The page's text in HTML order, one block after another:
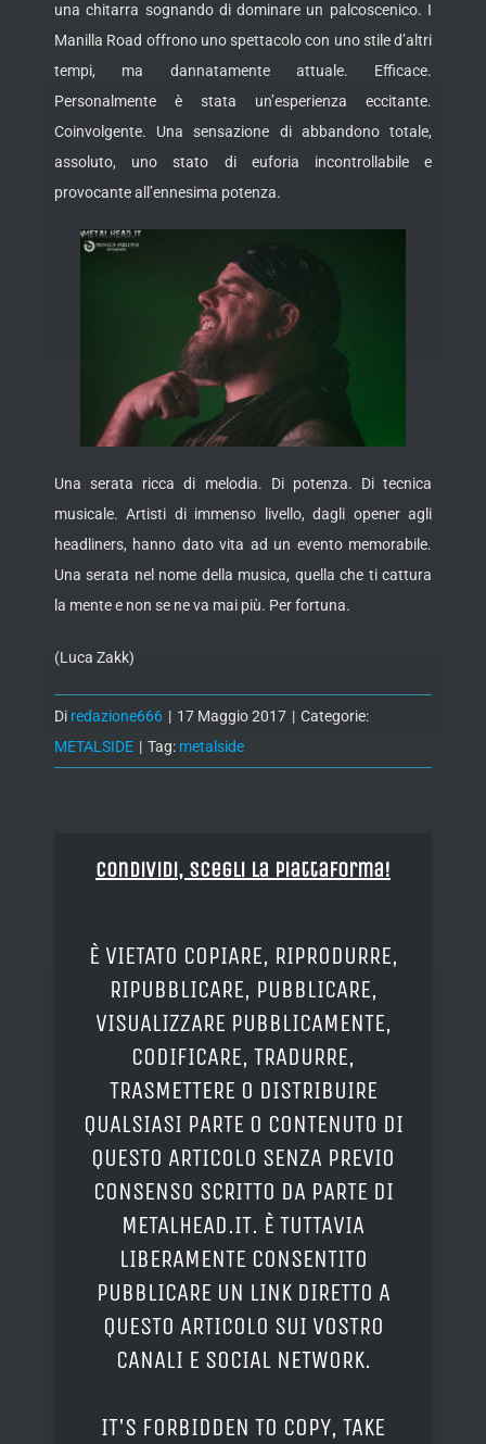
una chitarra sognando di dominare un palcoscenico. I
Manilla Road offrono uno spettacolo con uno stile d’altri
tempi, ma dannatamente attuale. Efficace.
Personalmente è stata un’esperienza eccitante.
Coinvolgente. Una sensazione di abbandono totale,
assoluto, uno stato di euforia incontrollabile e
provocante all’ennesima potenza.
Una serata ricca di melodia. Di potenza. Di tecnica
musicale. Artisti di immenso livello, dagli opener agli
headliners, hanno dato vita ad un evento memorabile.
Una serata nel nome della musica, quella che ti cattura
la mente e non se ne va mai più. Per fortuna.
(Luca Zakk)
Di redazione666 | 17 Maggio 2017 | Categorie:
METALSIDE | Tag: metalside
Condividi, Scegli la piattaforma!
È VIETATO COPIARE, RIPRODURRE,
RIPUBBLICARE, PUBBLICARE,
VISUALIZZARE PUBBLICAMENTE,
CODIFICARE, TRADURRE,
TRASMETTERE O DISTRIBUIRE
QUALSIASI PARTE O CONTENUTO DI
QUESTO ARTICOLO SENZA PREVIO
CONSENSO SCRITTO DA PARTE DI
METALHEAD.IT. È TUTTAVIA
LIBERAMENTE CONSENTITO
PUBBLICARE UN LINK DIRETTO A
QUESTO ARTICOLO SUI VOSTRO
CANALI E SOCIAL NETWORK.
IT'S FORBIDDEN TO COPY, TAKE